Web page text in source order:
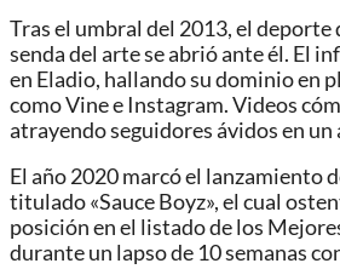
Tras el umbral del 2013, el deporte
senda del arte se abrió ante él. El
en Eladio, hallando su dominio en
como Vine e Instagram. Videos
atrayendo seguidores ávidos en un
El año 2020 marcó el lanzamiento
titulado «Sauce Boyz», el cual
posición en el listado de los
durante un lapso de 10 semanas